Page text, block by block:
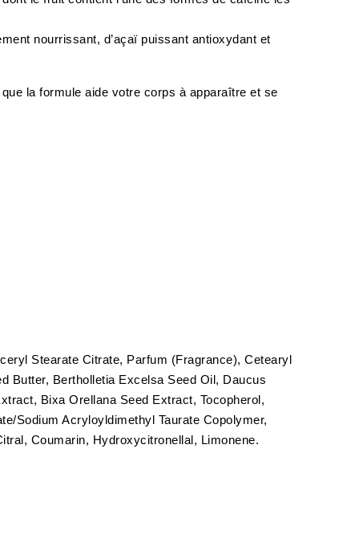
nourrissant, d’açaï puissant antioxydant et
la formule aide votre corps à apparaître et se
Stearate Citrate, Parfum (Fragrance), Cetearyl
Butter, Bertholletia Excelsa Seed Oil, Daucus
Bixa Orellana Seed Extract, Tocopherol,
Sodium Acryloyldimethyl Taurate Copolymer,
Coumarin, Hydroxycitronellal, Limonene.